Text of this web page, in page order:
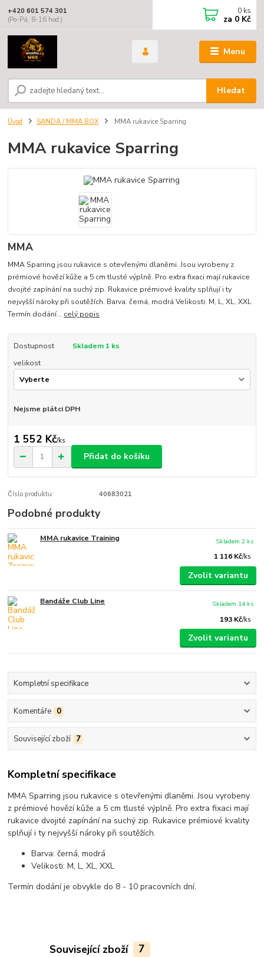
Menu
Hledat
+420 601 574 301
(Po-Pá, 8-16 hod.)
0 ks
za 0 Kč
Úvod SANDA / MMA BOX MMA rukavice Sparring
MMA rukavice Sparring
MMA
MMA Sparring jsou rukavice s otevřenými dlaněmi. Jsou vyrobeny z
prémiové hovězí kůže a 5 cm tlusté výplně. Pro extra fixaci mají rukavice
dvojité zapínání na suchý zip. Rukavice prémiové kvality splňují i ty
nejvyšší nároky při soutěžích. Barva: černá, modrá Velikosti: M, L, XL, XXL
Termín dodání... celý popis
Dostupnost
Skladem 1 ks
velikost
Nejsme plátci DPH
1 552 Kč/ks
Přidat do košíku
Číslo produktu: 40683021
Podobné produkty
MMA rukavice Training
1 116 Kč/ks
Skladem 2 ks
Zvolit variantu
Bandáže Club Line
193 Kč/ks
Skladem 14 ks
Zvolit variantu
Kompletní specifikace
Komentáře 0
Související zboží 7
Kompletní specifikace
MMA Sparring jsou rukavice s otevřenými dlaněmi. Jsou vyrobeny
z prémiové hovězí kůže a 5 cm tlusté výplně. Pro extra fixaci mají
rukavice dvojité zapínání na suchý zip. Rukavice prémiové kvality
splňují i ty nejvyšší nároky při soutěžích.
Barva: černá, modrá
Velikosti: M, L, XL, XXL
Termín dodání je obvykle do 8 - 10 pracovních dní.
Související zboží 7